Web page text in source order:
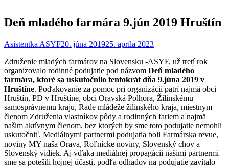
Deň mladého farmára 9.jún 2019 Hruštín
Asistentka ASYF20. júna 201925. apríla 2023
Združenie mladých farmárov na Slovensku -ASYF, už tretí rok
organizovalo rodinné podujatie pod názvom Deň mladého
farmára, ktoré sa uskutočnilo tentokrát dňa 9.júna 2019 v
Hruštíne. Poďakovanie za pomoc pri organizácii patrí najmä obci
Hruštín, PD v Hruštíne, obci Oravská Polhora, Žilinskému
samosprávnemu kraju, Rade mládeže žilinského kraja, miestnym
členom Združenia vlastníkov pôdy a rodinných fariem a najmä
našim aktívnym členom, bez ktorých by sme toto podujatie nemohli
uskutočniť. Mediálnymi partnermi podujatia boli Farmárska revue,
noviny MY naša Orava, Roľnícke noviny, Slovenský chov a
Slovenský vidiek. Aj vďaka mediálnej propagácii našimi partnermi
sme sa potešili hojnej účasti, podľa odhadov na podujatie zavítalo